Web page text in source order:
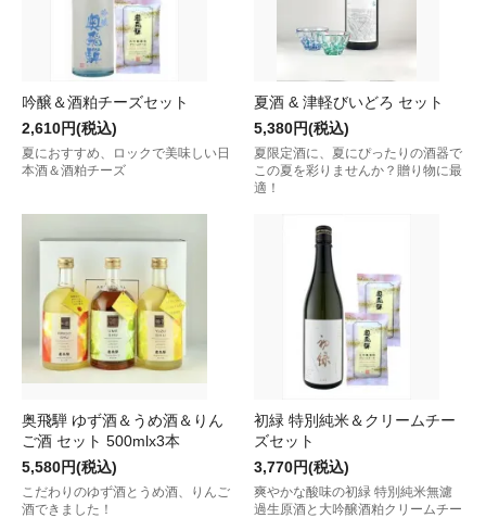
吟醸＆酒粕チーズセット
2,610円(税込)
夏におすすめ、ロックで美味しい日
本酒＆酒粕チーズ
夏酒 & 津軽びいどろ セット
5,380円(税込)
夏限定酒に、夏にぴったりの酒器で
この夏を彩りませんか？贈り物に最
適！
奥飛騨 ゆず酒＆うめ酒＆りん
ご酒 セット 500mlx3本
5,580円(税込)
こだわりのゆず酒とうめ酒、りんご
酒できました！
初緑 特別純米＆クリームチー
ズセット
3,770円(税込)
爽やかな酸味の初緑 特別純米無濾
過生原酒と大吟醸酒粕クリームチー